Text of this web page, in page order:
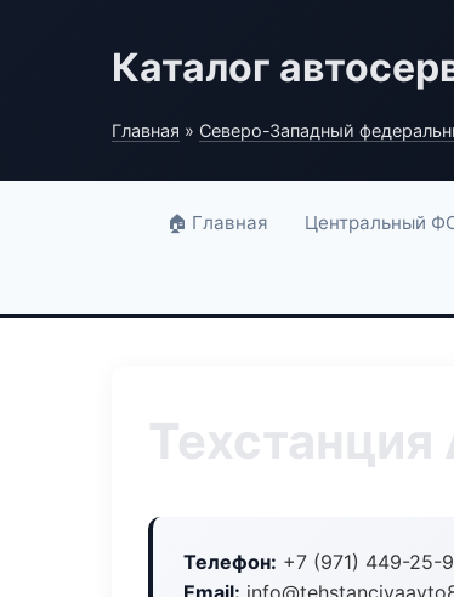
Каталог
Главная » Северо-Западный
🏠 Главная Центральный
Телефон: +7 (971) 449-25-
Email: